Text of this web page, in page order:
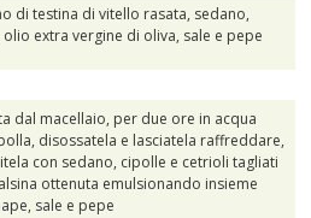
di testina di vitello rasata, sedano,
extra vergine di oliva, sale e pepe
dal macellaio, per due ore in acqua
disossatela e lasciatela raffreddare,
con sedano, cipolle e cetrioli tagliati
ottenuta emulsionando insieme
sale e pepe